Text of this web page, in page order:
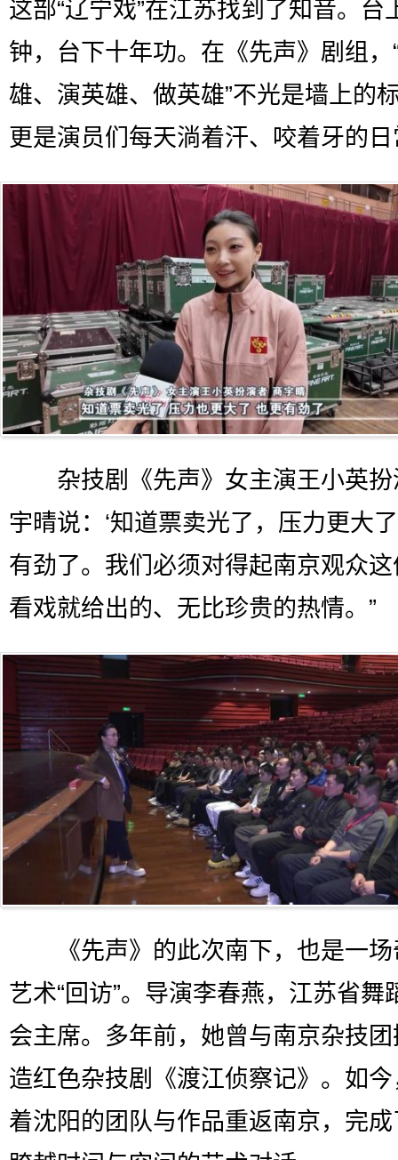
这部“辽宁戏”在江苏找到了知音。台
钟，台下十年功。在《先声》剧组，
雄、演英雄、做英雄”不光是墙上的
更是演员们每天淌着汗、咬着牙的
杂技剧《先声》女主演王小英扮
宇晴说：‘知道票卖光了，压力更大
有劲了。我们必须对得起南京观众
看戏就给出的、无比珍贵的热情。”
《先声》的此次南下，也是一场
艺术“回访”。导演李春燕，江苏省舞
会主席。多年前，她曾与南京杂技
造红色杂技剧《渡江侦察记》。如
着沈阳的团队与作品重返南京，完